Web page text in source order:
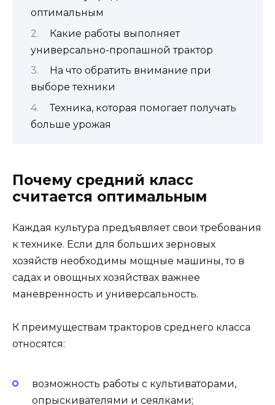
оптимальным
Какие работы выполняет
универсально-пропашной трактор
На что обратить внимание при
выборе техники
Техника, которая помогает получать
больше урожая
Почему средний класс
считается оптимальным
Каждая культура предъявляет свои требования
к технике. Если для больших зерновых
хозяйств необходимы мощные машины, то в
садах и овощных хозяйствах важнее
маневренность и универсальность.
К преимуществам тракторов среднего класса
относятся:
возможность работы с культиваторами,
опрыскивателями и сеялками;